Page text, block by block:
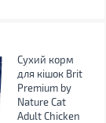
Сухий корм
для кішок Brit
Premium by
Nature Cat
Adult Chicken